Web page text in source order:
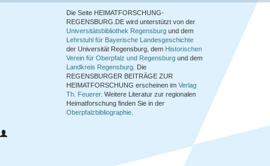
Die Seite HEIMATFORSCHUNG-
REGENSBURG.DE wird unterstützt von der
Universitätsbibliothek Regensburg und dem
Lehrstuhl für Bayerische Landesgeschichte
der Universität Regensburg, dem Historischen
Verein für Oberpfalz und Regensburg und dem
Landkreis Regensburg . Die
REGENSBURGER BEITRÄGE ZUR
HEIMATFORSCHUNG erscheinen im Verlag
Th. Feuerer. Weitere Literatur zur regionalen
Heimatforschung finden Sie in der
Oberpfalzbibliographie